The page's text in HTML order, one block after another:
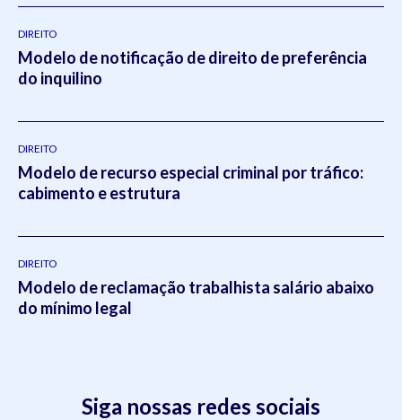
DIREITO
Modelo de notificação de direito de preferência
do inquilino
DIREITO
Modelo de recurso especial criminal por tráfico:
cabimento e estrutura
DIREITO
Modelo de reclamação trabalhista salário abaixo
do mínimo legal
Siga nossas redes sociais